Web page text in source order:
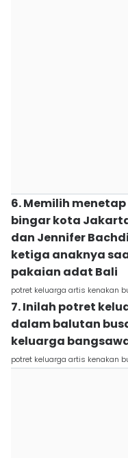
6. Memilih
bingar kota
dan Jennifer
ketiga anaknya
pakaian adat Bali
potret keluarga artis kenakan
7. Inilah potret
dalam balutan
keluarga
potret keluarga artis kenakan